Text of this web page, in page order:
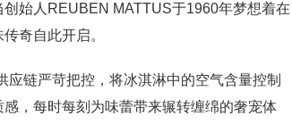
始人REUBEN MATTUS于1960年梦想着在
奇自此开启。
链严苛把控，将冰淇淋中的空气含量控制
，每时每刻为味蕾带来辗转缠绵的奢宠体